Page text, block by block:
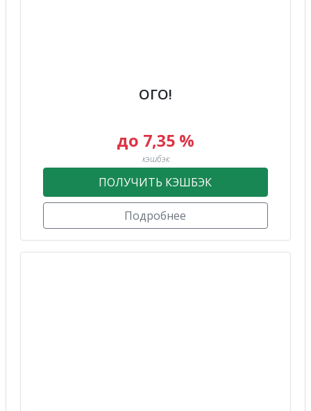
ОГО!
до 7,35 %
кэшбэк
ПОЛУЧИТЬ КЭШБЭК
Подробнее